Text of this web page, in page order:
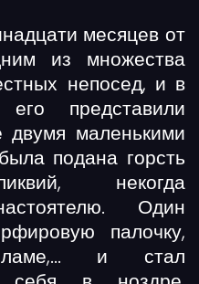
месяцев от
из множества
непосед, и в
представили
маленькими
подана горсть
некогда
Один
палочку,
ламе,... и стал